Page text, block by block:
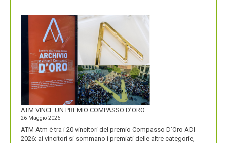
IL
NUOVO
LOGO
DOLOMITI
ENERGIA
MOSTRA
LA
SUA
IDENTITÀ
FORTE
ATM VINCE UN PREMIO COMPASSO D’ORO
26 Maggio 2026
ATM Atm è tra i 20 vincitori del premio Compasso D’Oro ADI
2026; ai vincitori si sommano i premiati delle altre categorie,